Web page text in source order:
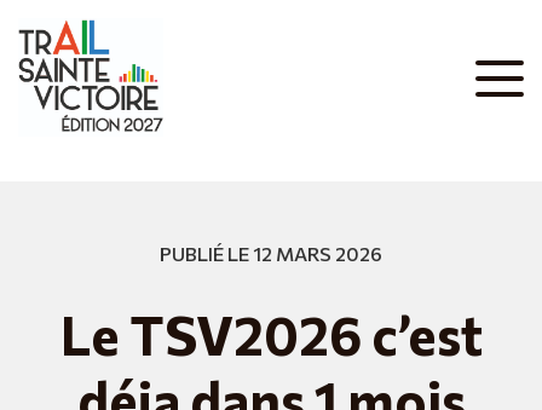
PUBLIÉ LE 12 MARS 2026
Le TSV2026 c’est